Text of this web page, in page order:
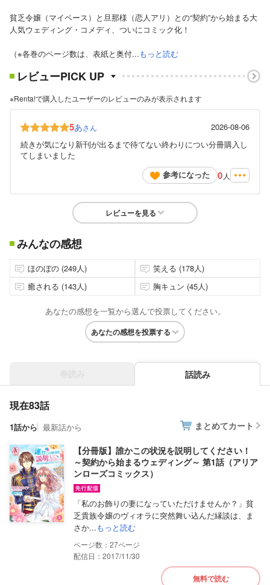
貧乏令嬢（マイペース）と旦那様（恋人アリ）との“契約”から始まる大
人気ウェディング・コメディ、ついにコミック化！
（※各巻のページ数は、表紙と奥付...もっと読む
レビューPICK UP
※Renta!で購入したユーザーのレビューのみが表示されます
5あさん
2026-08-06
続きが気になり新刊が出るまで待てない終わりについ分冊購入し
てしまいました
参考になった
0 人
レビューを見る
みんなの感想
ほのぼの (249人)
笑える (178人)
癒される (143人)
胸キュン (45人)
あなたの感想を一覧から選んで投票してください。
あなたの感想を投票する
話読み
現在83話
1話から 最新話から まとめてカート
【分冊版】誰かこの状況を説明してください！
～契約から始まるウェディング～ 第1話（アリア
ンローズコミックス）
「私のお飾りの妻になっていただけませんか？」貧
乏貴族令嬢のヴィオラに突然舞い込んだ縁談は、ま
さか...もっと読む
27
配信日：2017/11/30
無料で読む